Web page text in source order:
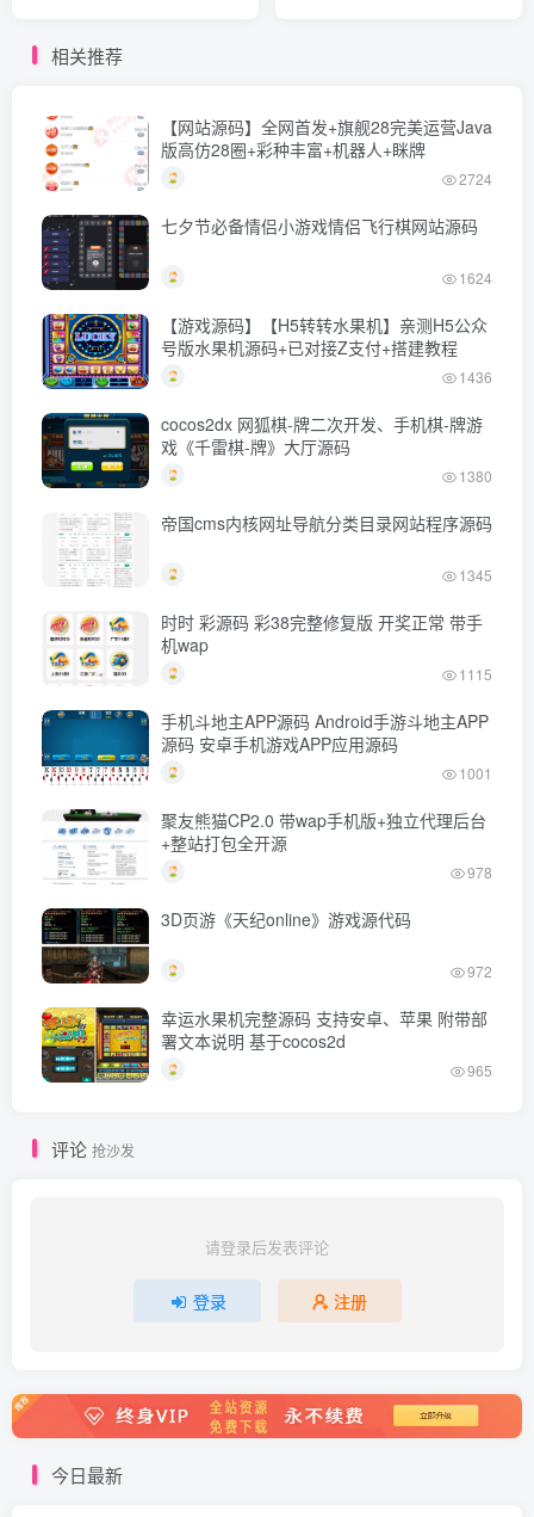
相关推荐
【网站源码】全网首发+旗舰28完美运营Java
版高仿28圈+彩种丰富+机器人+眯牌
2724
七夕节必备情侣小游戏情侣飞行棋网站源码
1624
【游戏源码】【H5转转水果机】亲测H5公众
号版水果机源码+已对接Z支付+搭建教程
1436
cocos2dx 网狐棋-牌二次开发、手机棋-牌游
戏《千雷棋-牌》大厅源码
1380
帝国cms内核网址导航分类目录网站程序源码
1345
时时 彩源码 彩38完整修复版 开奖正常 带手
机wap
1115
手机斗地主APP源码 Android手游斗地主APP
源码 安卓手机游戏APP应用源码
1001
聚友熊猫CP2.0 带wap手机版+独立代理后台
+整站打包全开源
978
3D页游《天纪online》游戏源代码
972
幸运水果机完整源码 支持安卓、苹果 附带部
署文本说明 基于cocos2d
965
评论 抢沙发
请登录后发表评论
登录 注册
今日最新